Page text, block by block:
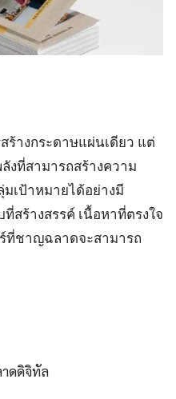
ร้างกระดาษแผ่นเดียว แต่
งที่สามารถสร้างความ
เป้าหมายได้อย่างมี
สร้างสรรค์ เนื้อหาที่ตรงใจ
ที่ชาญฉลาดจะสามารถ
าดดิจิทัล